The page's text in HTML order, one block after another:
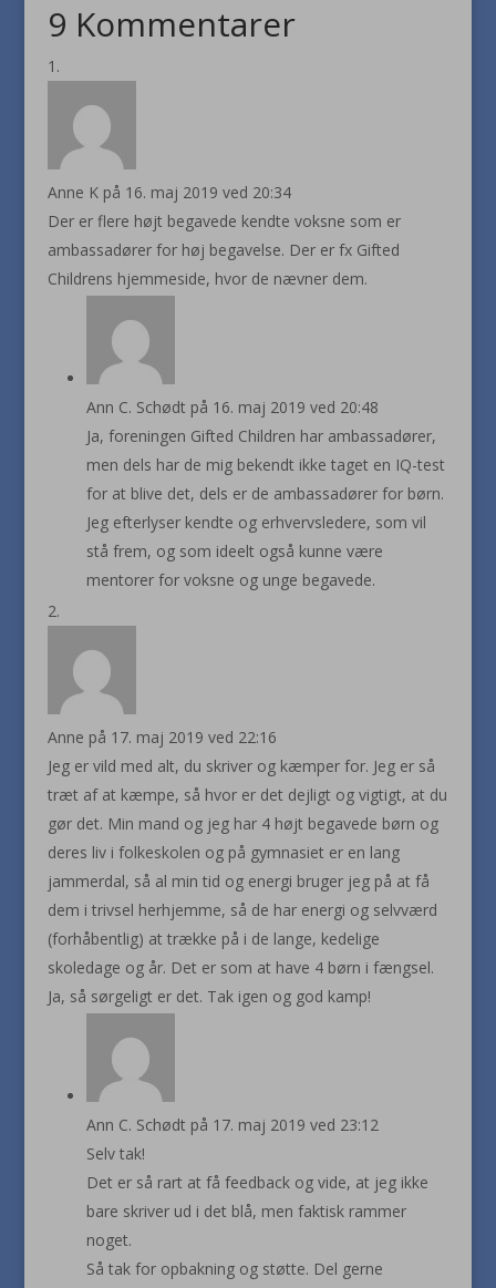
9 Kommentarer
Anne K på 16. maj 2019 ved 20:34
Der er flere højt begavede kendte voksne som er
ambassadører for høj begavelse. Der er fx Gifted
Childrens hjemmeside, hvor de nævner dem.
Ann C. Schødt på 16. maj 2019 ved 20:48
Ja, foreningen Gifted Children har ambassadører,
men dels har de mig bekendt ikke taget en IQ-test
for at blive det, dels er de ambassadører for børn.
Jeg efterlyser kendte og erhvervsledere, som vil
stå frem, og som ideelt også kunne være
mentorer for voksne og unge begavede.
Anne på 17. maj 2019 ved 22:16
Jeg er vild med alt, du skriver og kæmper for. Jeg er så
træt af at kæmpe, så hvor er det dejligt og vigtigt, at du
gør det. Min mand og jeg har 4 højt begavede børn og
deres liv i folkeskolen og på gymnasiet er en lang
jammerdal, så al min tid og energi bruger jeg på at få
dem i trivsel herhjemme, så de har energi og selvværd
(forhåbentlig) at trække på i de lange, kedelige
skoledage og år. Det er som at have 4 børn i fængsel.
Ja, så sørgeligt er det. Tak igen og god kamp!
Ann C. Schødt på 17. maj 2019 ved 23:12
Selv tak!
Det er så rart at få feedback og vide, at jeg ikke
bare skriver ud i det blå, men faktisk rammer
noget.
Så tak for opbakning og støtte. Del gerne